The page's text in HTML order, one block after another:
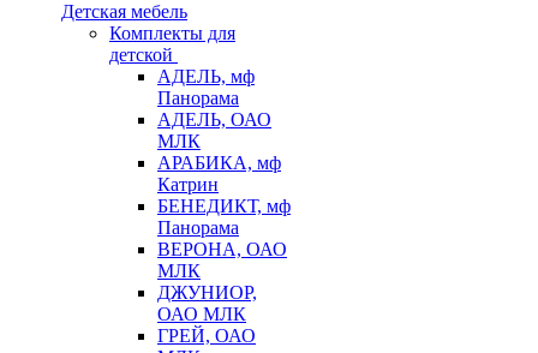
Детская мебель
Комплекты для
детской
АДЕЛЬ, мф
Панорама
АДЕЛЬ, ОАО
МЛК
АРАБИКА, мф
Катрин
БЕНЕДИКТ, мф
Панорама
ВЕРОНА, ОАО
МЛК
ДЖУНИОР,
ОАО МЛК
ГРЕЙ, ОАО